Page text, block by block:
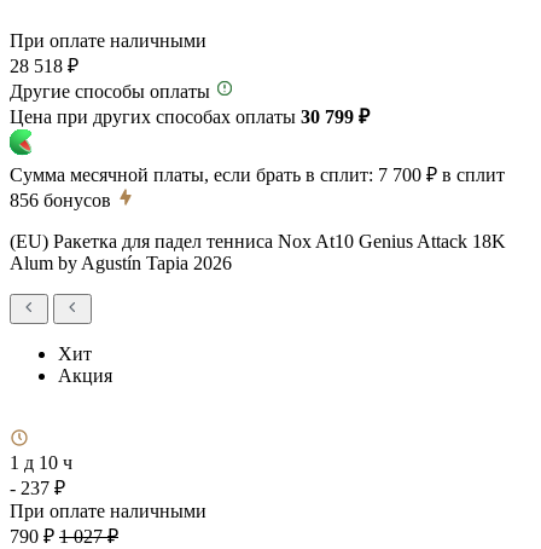
При оплате наличными
28 518 ₽
Другие способы оплаты
Цена при других способах оплаты 30 799 ₽
Сумма месячной платы, если брать в сплит: 7 700 ₽ в сплит
856 бонусов
(EU) Ракетка для падел тенниса Nox At10 Genius Attack 18K
Alum by Agustín Tapia 2026
Хит
Акция
1 д 10 ч
- 237 ₽
При оплате наличными
790 ₽ 1 027 ₽